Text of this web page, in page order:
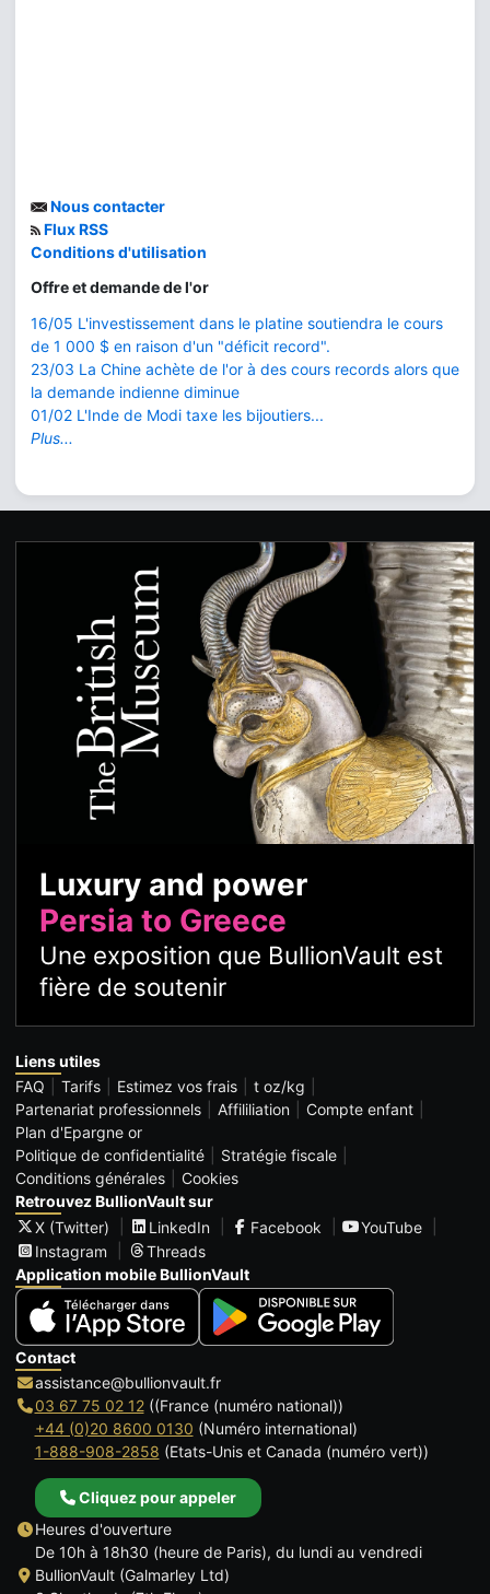
Nous contacter
Flux RSS
Conditions d'utilisation
Offre et demande de l'or
16/05 L'investissement dans le platine soutiendra le cours
de 1 000 $ en raison d'un "déficit record".
23/03 La Chine achète de l'or à des cours records alors que
la demande indienne diminue
01/02 L'Inde de Modi taxe les bijoutiers...
Plus...
Luxury and power
Persia to Greece
Une exposition que BullionVault est
fière de soutenir
Liens utiles
FAQ
Tarifs Estimez vos frais
t oz/kg
Partenariat professionnels
Affililiation
Compte enfant
Plan d'Epargne or
Politique de confidentialité
Stratégie fiscale
Conditions générales
Cookies
Retrouvez BullionVault sur
X (Twitter)
LinkedIn Facebook
YouTube
Instagram
Threads
Application mobile BullionVault
Contact
assistance@bullionvault.fr
03 67 75 02 12((France (numéro national))
+44 (0)20 8600 0130 (Numéro international)
1-888-908-2858 (Etats-Unis et Canada (numéro vert))
Cliquez pour appeler
Heures d'ouverture
De 10h à 18h30 (heure de Paris), du lundi au vendredi
BullionVault (Galmarley Ltd)